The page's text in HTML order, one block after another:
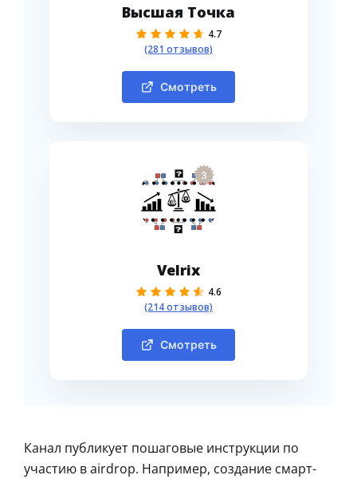
Высшая Точка
4.7
(281 отзывов)
Смотреть
3
Velrix
4.6
(214 отзывов)
Смотреть
Канал публикует пошаговые инструкции по
участию в airdrop. Например, создание смарт-